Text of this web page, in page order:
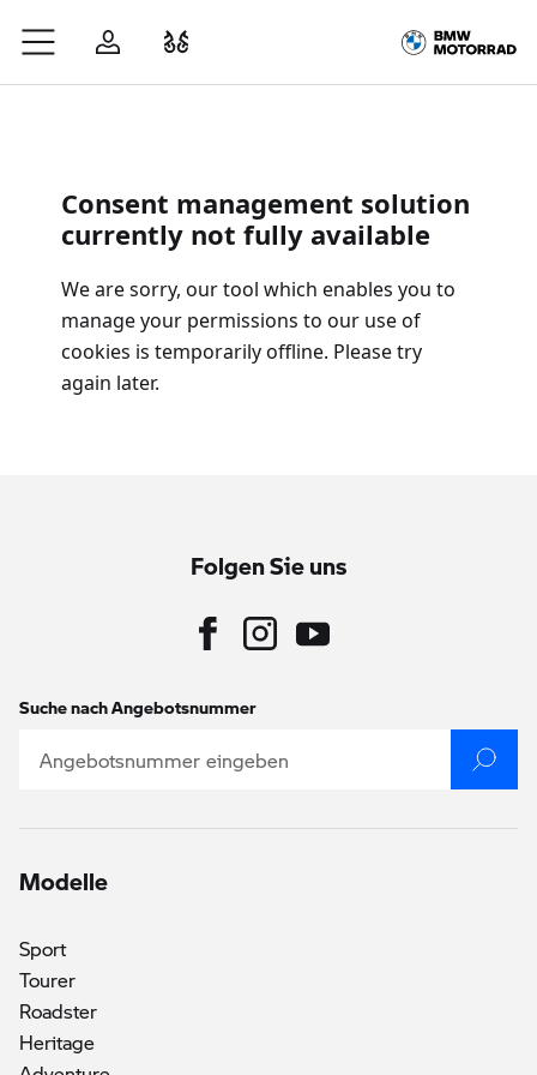
Zum Hauptinhalt springen
Anmelden
Folgen Sie uns
Suche nach Angebotsnummer
Modelle
Sport
Tourer
Roadster
Heritage